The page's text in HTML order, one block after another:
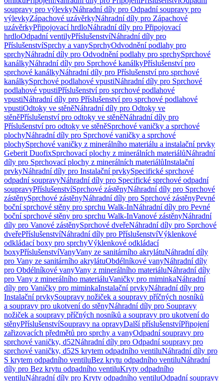
soupravy pro výlevkyNáhradní díly pro Odpadní soupravy pro
výlevkyZápachové uzávěrkyNáhradní díly pro Zápachové
uzávěrkyPřipojovací hrdloNáhradní díly pro Připojovací
hrdloOdpadní ventilyPříslušenstvíNáhradní díly pro
PříslušenstvíSprchy a vanySprchyOdvodnění podlahy pro
sprchyNáhradní díly pro Odvodnění podlahy pro sprchySprchové
kanálkyNáhradní díly pro Sprchové kanálkyPříslušenství pro
sprchové kanálkyNáhradní díly pro Příslušenství pro sprchové
kanálkySprchové podlahové vpustiNáhradní díly pro Sprchové
podlahové vpustiPříslušenství pro sprchové podlahové
vpustiNáhradní díly pro Příslušenství pro sprchové podlahové
vpustiOdtoky ve stěněNáhradní díly pro Odtoky ve
stěněPříslušenství pro odtoky ve stěněNáhradní díly pro
Příslušenství pro odtoky ve stěněSprchové vaničky a sprchové
plochyNáhradní díly pro Sprchové vaničky a sprchové
plochySprchové vaničky z minerálního materiálu a instalační prvky
Geberit DuofixSprchovací plochy z minerálních materiálůNáhradní
díly pro Sprchovací plochy z minerálních materiálůInstalační
prvkyNáhradní díly pro Instalační prvkySpecifické sprchové
odpadní soupravyNáhradní díly pro Specifické sprchové odpadní
soupravyPříslušenstvíSprchové zástěnyNáhradní díly pro Sprchové
zástěnySprchové zástěnyNáhradní díly pro Sprchové zástěnyPevné
boční sprchové stěny pro sprchu Walk-InNáhradní díly pro Pevné
boční sprchové stěny pro sprchu Walk-InVanové zástěnyNáhradní
díly pro Vanové zástěnySprchové dveřeNáhradní díly pro Sprchové
dveřePříslušenstvíNáhradní díly pro PříslušenstvíVýklenkové
odkládací boxy pro sprchyVýklenkové odkládací
boxyPříslušenstvíVanyVany ze sanitárního akrylátuNáhradní díly
pro Vany ze sanitárního akrylátuObdélníkové vanyNáhradní díly
pro Obdélníkové vanyVany z minerálního materiáluNáhradní díly
pro Vany z minerálního materiáluVaničky pro miminkaNáhradní
díly pro Vaničky pro miminkaInstalační prvkyNáhradní díly pro
Instalační prvkySoupravy nožiček a soupravy příčných nosníků
a soupravy pro ukotvení do stěnyNáhradní díly pro Soupravy
nožiček a soupravy příčných nosníků a soupravy pro ukotvení do
stěnyPříslušenstvíSoupravy na opravyDalší příslušenstvíPřipojení
zařizovacích předmětů pro sprchy a vanyOdpadní soupravy pro
sprchové vaničky, d52Náhradní díly pro Odpadní soupravy pro
sprchové vaničky, d52S krytem odpadního ventiluNáhradní díly pro
S krytem odpadního ventiluBez krytu odpadního ventiluNáhradní
díly pro Bez krytu odpadního ventiluKryty odpadního
ventiluNáhradní díly pro Kryty odpadního ventiluOdpadní soupravy